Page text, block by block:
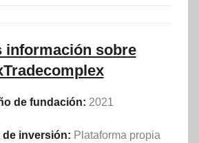
información sobre
de fundación: 2021
de inversión: Plataforma propia